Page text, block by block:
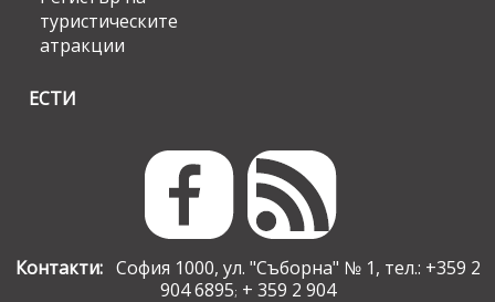
туристическите
атракции
ЕСТИ
Контакти:София 1000, ул. "Съборна" № 1, тел.: +359 2
904 6895; + 359 2 904